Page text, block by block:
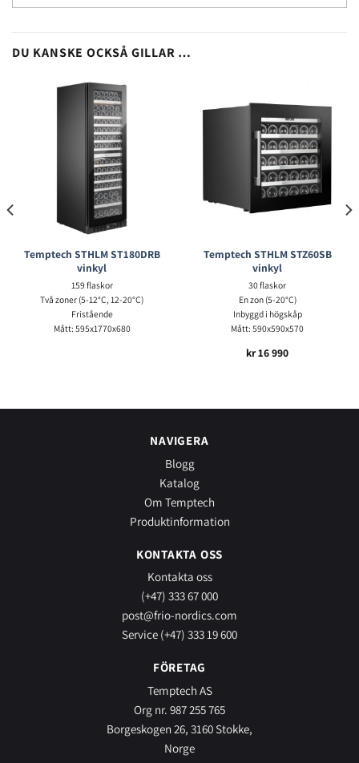
DU KANSKE OCKSÅ GILLAR …
Temptech STHLM ST180DRB
vinkyl
159 flaskor
Två zoner (5-12°C, 12-20°C)
Fristående
Mått: 595x1770x680
Temptech STHLM STZ60SB
vinkyl
30 flaskor
En zon (5-20°C)
Inbyggd i högskåp
Mått: 590x590x570
kr16 990
NAVIGERA
Blogg
Katalog
Om Temptech
Produktinformation
KONTAKTA OSS
Kontakta oss
(+47) 333 67 000
post@frio-nordics.com
Service (+47) 333 19 600
FÖRETAG
Temptech AS
Org nr. 987 255 765
Borgeskogen 26, 3160 Stokke,
Norge